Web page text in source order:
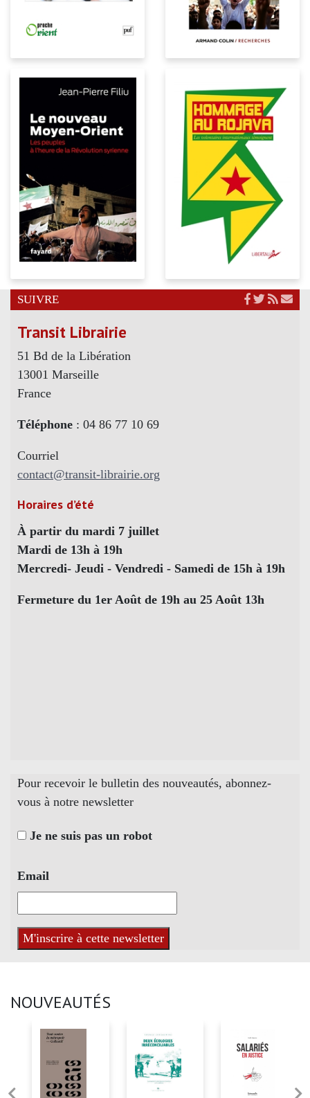
SUIVRE
Transit Librairie
51 Bd de la Libération
13001 Marseille
France
Téléphone : 04 86 77 10 69
Courriel
contact@transit-librairie.org
Horaires d’été
À partir du mardi 7 juillet
Mardi de 13h à 19h
Mercredi- Jeudi - Vendredi - Samedi de 15h à 19h
Fermeture du 1er Août de 19h au 25 Août 13h
Pour recevoir le bulletin des nouveautés, abonnez-
vous à notre newsletter
Je ne suis pas un robot
Email
NOUVEAUTÉS